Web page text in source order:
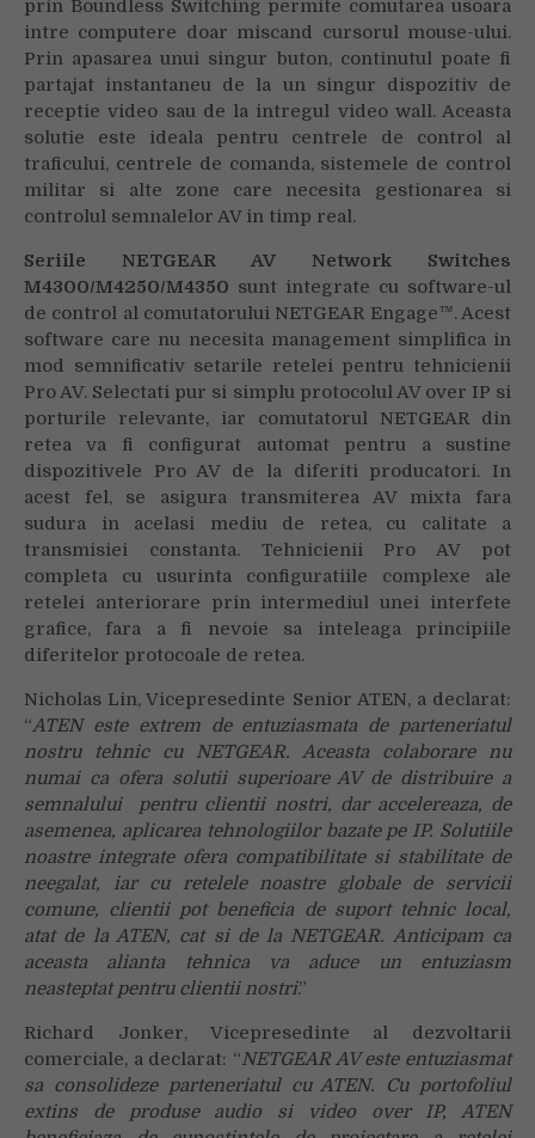
prin Boundless Switching permite comutarea usoara
intre computere doar miscand cursorul mouse-ului.
Prin apasarea unui singur buton, continutul poate fi
partajat instantaneu de la un singur dispozitiv de
receptie video sau de la intregul video wall. Aceasta
solutie este ideala pentru centrele de control al
traficului, centrele de comanda, sistemele de control
militar si alte zone care necesita gestionarea si
controlul semnalelor AV in timp real.
Seriile NETGEAR AV Network Switches
M4300/M4250/M4350 sunt integrate cu software-ul
de control al comutatorului NETGEAR Engage™. Acest
software care nu necesita management simplifica in
mod semnificativ setarile retelei pentru tehnicienii
Pro AV. Selectati pur si simplu protocolul AV over IP si
porturile relevante, iar comutatorul NETGEAR din
retea va fi configurat automat pentru a sustine
dispozitivele Pro AV de la diferiti producatori. In
acest fel, se asigura transmiterea AV mixta fara
sudura in acelasi mediu de retea, cu calitate a
transmisiei constanta. Tehnicienii Pro AV pot
completa cu usurinta configuratiile complexe ale
retelei anteriorare prin intermediul unei interfete
grafice, fara a fi nevoie sa inteleaga principiile
diferitelor protocoale de retea.
Nicholas Lin, Vicepresedinte Senior ATEN, a declarat:
“ATEN este extrem de entuziasmata de parteneriatul
nostru tehnic cu NETGEAR. Aceasta colaborare nu
numai ca ofera solutii superioare AV de distribuire a
semnalului pentru clientii nostri, dar accelereaza, de
asemenea, aplicarea tehnologiilor bazate pe IP. Solutiile
noastre integrate ofera compatibilitate si stabilitate de
neegalat, iar cu retelele noastre globale de servicii
comune, clientii pot beneficia de suport tehnic local,
atat de la ATEN, cat si de la NETGEAR. Anticipam ca
aceasta alianta tehnica va aduce un entuziasm
neasteptat pentru clientii nostri.”
Richard Jonker, Vicepresedinte al dezvoltarii
comerciale, a declarat: “NETGEAR AV este entuziasmat
sa consolideze parteneriatul cu ATEN. Cu portofoliul
extins de produse audio si video over IP, ATEN